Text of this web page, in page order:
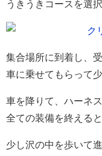
うきうきコースを選
集合場所に到着し、
車に乗せてもらって
車を降りて、ハーネ
全ての装備を終える
少し沢の中を歩いて進